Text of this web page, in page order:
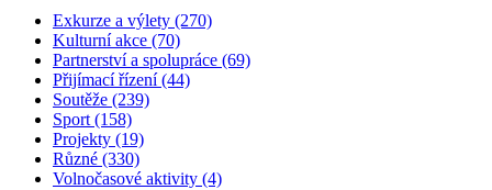
Exkurze a výlety (270)
Kulturní akce (70)
Partnerství a spolupráce (69)
Přijímací řízení (44)
Soutěže (239)
Sport (158)
Projekty (19)
Různé (330)
Volnočasové aktivity (4)